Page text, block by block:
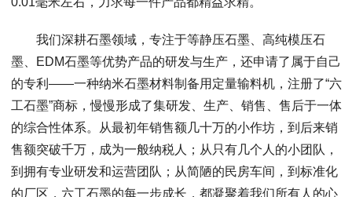
我们深耕石墨领域，专注于等静压石墨、高纯模压石
墨、EDM石墨等优势产品的研发与生产，还申请了属于自己
的专利——一种纳米石墨材料制备用定量输料机，注册了“六
工石墨”商标，慢慢形成了集研发、生产、销售、售后于一体
的综合性体系。从最初年销售额几十万的小作坊，到后来销
售额突破千万，成为一般纳税人；从只有几个人的小团队，
到拥有专业研发和运营团队；从简陋的民房车间，到标准化
的厂区，六工石墨的每一步成长，都凝聚着我们所有人的心